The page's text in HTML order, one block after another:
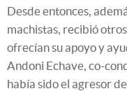
Desde entonces,
machistas, recibió
ofrecían su apoyo y
Andoni Echave, co-
había sido el agresor